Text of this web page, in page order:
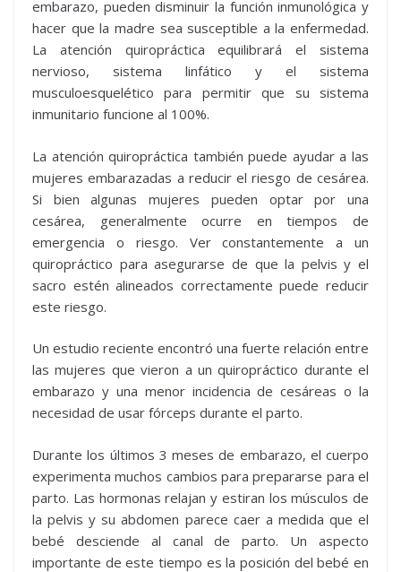
embarazo, pueden disminuir la función inmunológica y
hacer que la madre sea susceptible a la enfermedad.
La atención quiropráctica equilibrará el sistema
nervioso, sistema linfático y el sistema
musculoesquelético para permitir que su sistema
inmunitario funcione al 100%.
La atención quiropráctica también puede ayudar a las
mujeres embarazadas a reducir el riesgo de cesárea.
Si bien algunas mujeres pueden optar por una
cesárea, generalmente ocurre en tiempos de
emergencia o riesgo. Ver constantemente a un
quiropráctico para asegurarse de que la pelvis y el
sacro estén alineados correctamente puede reducir
este riesgo.
Un estudio reciente encontró una fuerte relación entre
las mujeres que vieron a un quiropráctico durante el
embarazo y una menor incidencia de cesáreas o la
necesidad de usar fórceps durante el parto.
Durante los últimos 3 meses de embarazo, el cuerpo
experimenta muchos cambios para prepararse para el
parto. Las hormonas relajan y estiran los músculos de
la pelvis y su abdomen parece caer a medida que el
bebé desciende al canal de parto. Un aspecto
importante de este tiempo es la posición del bebé en